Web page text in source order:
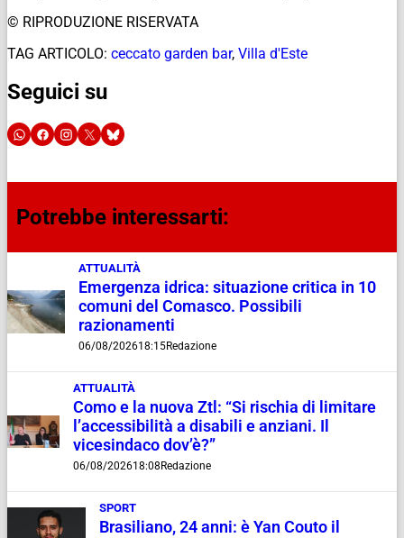
© RIPRODUZIONE RISERVATA
TAG ARTICOLO: ceccato garden bar, Villa d'Este
Seguici su
Potrebbe interessarti:
ATTUALITÀ
Emergenza idrica: situazione critica in 10
comuni del Comasco. Possibili
razionamenti
06/08/202618:15Redazione
ATTUALITÀ
Como e la nuova Ztl: “Si rischia di limitare
l’accessibilità a disabili e anziani. Il
vicesindaco dov’è?”
06/08/202618:08 Redazione
SPORT
Brasiliano, 24 anni: è Yan Couto il